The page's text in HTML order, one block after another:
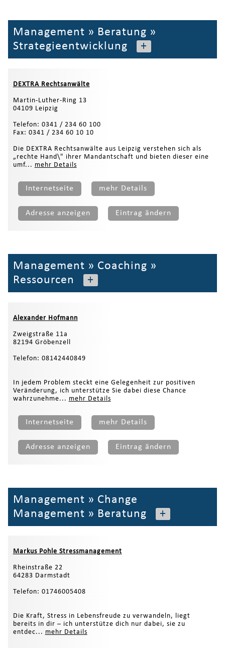
Management » Beratung »
Strategieentwicklung
+
DEXTRA Rechtsanwälte
Martin-Luther-Ring 13
04109 Leipzig
Telefon: 0341 / 234 60 100
Fax: 0341 / 234 60 10 10
Die DEXTRA Rechtsanwälte aus Leipzig verstehen sich als
„rechte Hand\" ihrer Mandantschaft und bieten dieser eine
umf... mehr Details
Internetseite mehr Details
Adresse anzeigen Eintrag ändern
Management » Coaching »
Ressourcen
+
Alexander Hofmann
Zweigstraße 11a
82194 Gröbenzell
Telefon: 08142440849
In jedem Problem steckt eine Gelegenheit zur positiven
Veränderung, ich unterstütze Sie dabei diese Chance
wahrzunehme... mehr Details
Internetseite mehr Details
Adresse anzeigen Eintrag ändern
Management » Change
Management » Beratung +
Markus Pohle Stressmanagement
Rheinstraße 22
64283 Darmstadt
Telefon: 01746005408
Die Kraft, Stress in Lebensfreude zu verwandeln, liegt
bereits in dir – ich unterstütze dich nur dabei, sie zu
entdec... mehr Details